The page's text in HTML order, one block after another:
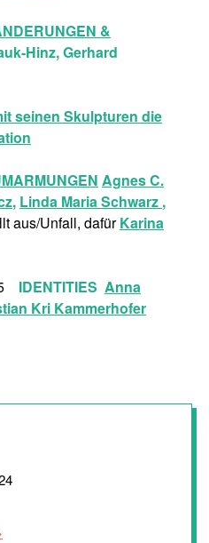
&
Hinz, Gerhard
seinen Skulpturen die
Agnes C.
, Linda Maria Schwarz ,
aus/Unfall, dafürKarina
IDENTITIES Anna
Kri Kammerhofer